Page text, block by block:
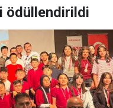
ödüllendirildi